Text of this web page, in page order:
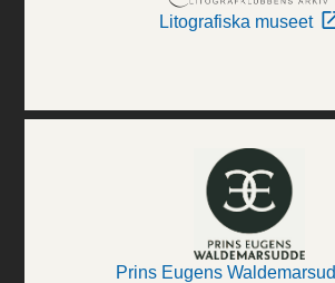
Litografiska museet
Prins Eugens